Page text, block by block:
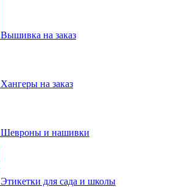
Вышивка на заказ
Хангеры на заказ
Шевроны и нашивки
Этикетки для сада и школы